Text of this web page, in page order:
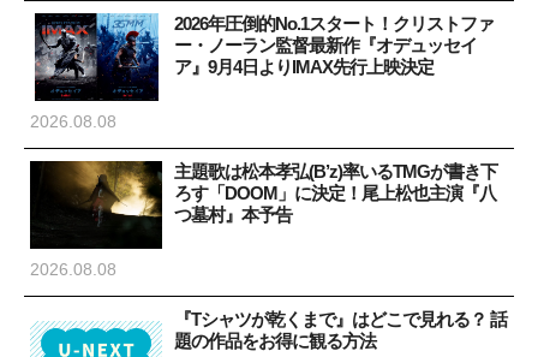
2026年圧倒的No.1スタート！クリストファ
ー・ノーラン監督最新作『オデュッセイ
ア』9月4日よりIMAX先行上映決定
2026.08.08
主題歌は松本孝弘(B’z)率いるTMGが書き下
ろす「DOOM」に決定！尾上松也主演『八
つ墓村』本予告
2026.08.08
『Tシャツが乾くまで』はどこで見れる？ 話
題の作品をお得に観る方法